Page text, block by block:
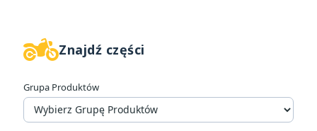
W magazynie 1
Producenci
Znajdź części
Grupa Produktów